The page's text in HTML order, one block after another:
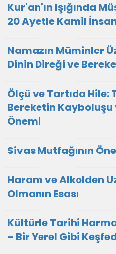
Kur'an'ın Işığında
20 Ayetle Kamil
Namazın Müminler
Dinin Direği ve
Ölçü ve Tartıda Hile:
Bereketin Kayboluşu
Önemi
Sivas Mutfağının
Haram ve Alkolden
Olmanın Esası
Kültürle Tarihi
– Bir Yerel Gibi